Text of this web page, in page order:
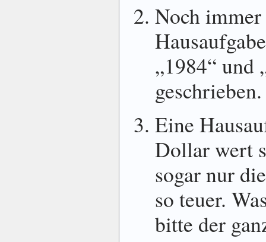
Noch
„1984“ und
geschrieben.
Eine
Dollar wert
sogar nur
so teuer.
bitte der